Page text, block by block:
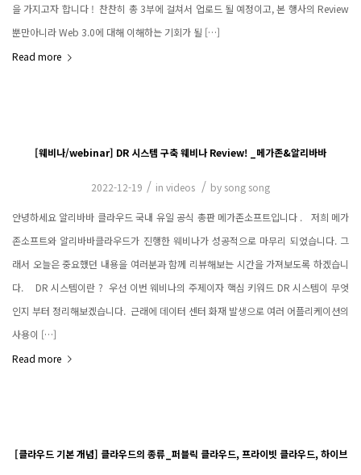
을 가지고자 합니다 ! ​ 찬찬히 총 3부에 걸쳐서 업로드 될 예정이고, 본 행사의 Review
뿐만아니라 Web 3.0에 대해 이해하는 기회가 될 […]
Read more
[웨비나/webinar] DR 시스템 구축 웨비나 Review! _메가존&알리바바
2022-12-19 / in videos / by song song
안녕하세요 알리바바 클라우드 국내 유일 공식 총판 메가존소프트입니다 . ​ ​ 저희 메가
존소프트와 알리바바클라우드가 진행한 웨비나가 성공적으로 마무리 되었습니다. ​그
래서 오늘은 중요했던 내용을 여러분과 함께 리뷰해보는 시간을 가져보도록 하겠습니
다. ​ ​ ​ DR 시스템이란 ? ​ 우선 이번 웨비나의 주제이자 핵심 키워드 DR 시스템이 무엇
인지 부터 정리해보겠습니다. ​ 근래에 데이터 센터 화재 발생으로 여러 어플리케이션의
사용이 […]
Read more
[클라우드 기본 개념] 클라우드의 종류_퍼블릭 클라우드, 프라이빗 클라우드, 하이브